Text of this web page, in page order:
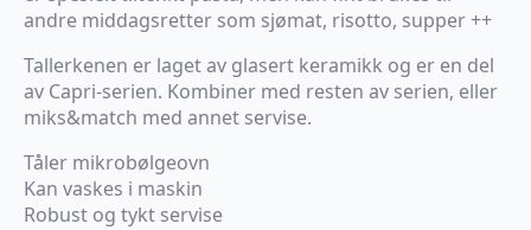
andre middagsretter som sjømat, risotto, supper ++
Tallerkenen er laget av glasert keramikk og er en del
av Capri-serien. Kombiner med resten av serien, eller
miks&match med annet servise.
Tåler mikrobølgeovn
Kan vaskes i maskin
Robust og tykt servise